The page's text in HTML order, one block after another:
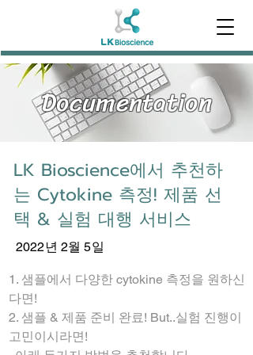
Documentation
LK Bioscience에서 추천하
는 Cytokine 측정! 제품 선
택 & 실험 대행 서비스
2022년 2월 5일
1. 샘플에서 다양한 cytokine 측정을 원하신
다면!
2. 샘플 & 제품 준비 완료! But..실험 진행이
고민이시라면!